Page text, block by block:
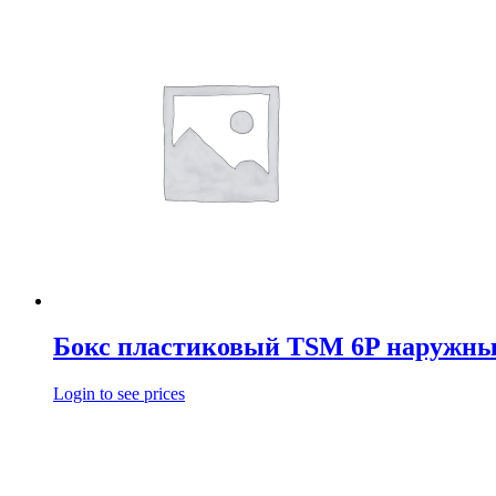
Бокс пластиковый TSM 6P
Login to see prices